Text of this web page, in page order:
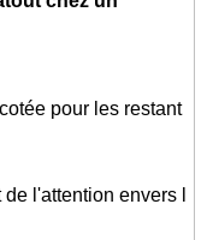
pour les restant
l'attention envers l